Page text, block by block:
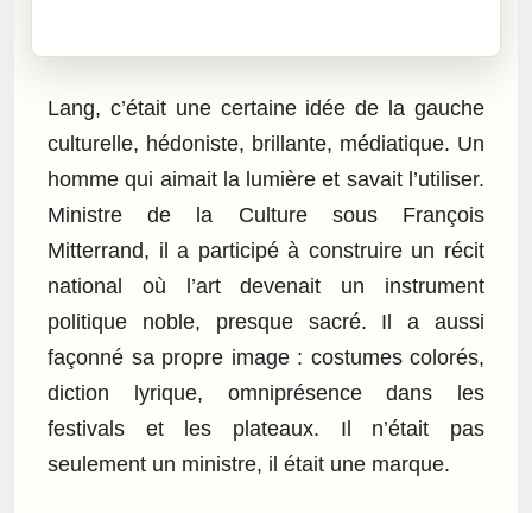
Lang, c’était une certaine idée de la gauche
culturelle, hédoniste, brillante, médiatique. Un
homme qui aimait la lumière et savait l’utiliser.
Ministre de la Culture sous François
Mitterrand, il a participé à construire un récit
national où l’art devenait un instrument
politique noble, presque sacré. Il a aussi
façonné sa propre image : costumes colorés,
diction lyrique, omniprésence dans les
festivals et les plateaux. Il n’était pas
seulement un ministre, il était une marque.